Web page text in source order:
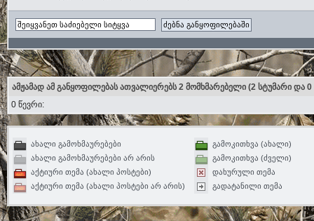
ამჟამად ამ განყოფილებას ათვალიერებს 2 მომხმარებელი (2 სტუმარი და 0
0 წევრი:
ახალი გამოხმაურებები
ახალი გამოხმაურებები არ არის
აქტიური თემა (ახალი პოსტები)
აქტიური თემა (ახალი პოსტები არ არის)
გამოკითხვა (ახალი)
გამოკითხვა (ძველი)
დახურული თემა
გადატანილი თემა